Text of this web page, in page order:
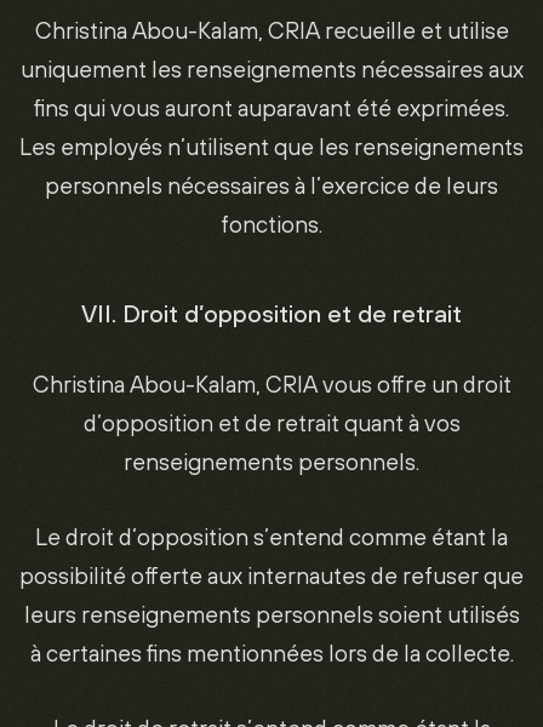
Christina Abou-Kalam, CRIA recueille et utilise
uniquement les renseignements nécessaires aux
fins qui vous auront auparavant été exprimées.
Les employés n’utilisent que les renseignements
personnels nécessaires à l’exercice de leurs
fonctions.
VII. Droit d’opposition et de retrait
Christina Abou-Kalam, CRIA vous offre un droit
d’opposition et de retrait quant à vos
renseignements personnels.
Le droit d’opposition s’entend comme étant la
possibilité offerte aux internautes de refuser que
leurs renseignements personnels soient utilisés
à certaines fins mentionnées lors de la collecte.